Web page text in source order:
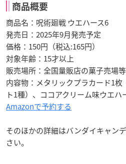
商品概要
商品名：呪術廻戦 ウエハース6
発売日：2025年9月発売予定
価格：150円（税込:165円）
対象年齢：15才以上
販売場所：全国量販店の菓子売場等
内容物：メタリックプラカード1枚
ト1種）、ココアクリーム味ウエハ
Amazonで予約する
そのほかの詳細はバンダイキャン
さい。